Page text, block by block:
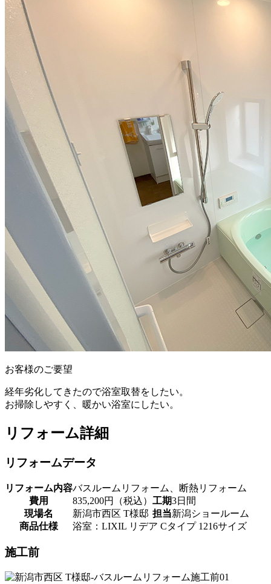
お客様のご要望
経年劣化してきたので浴室取替をしたい。
お掃除しやすく、暖かい浴室にしたい。
リフォーム詳細
リフォームデータ
リフォーム内容バスルームリフォーム、断熱リフォーム
費用
835,200円（税込） 工期3日間
現場名
新潟市西区 T様邸 担当新潟ショールーム
商品仕様
浴室：LIXIL リデア Cタイプ 1216サイズ
施工前